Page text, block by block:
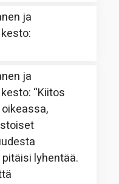
ja
:
ja
: “Kiitos
lyhentää.